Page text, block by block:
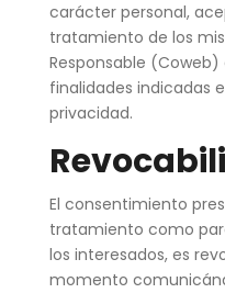
carácter personal,
tratamiento de los
Responsable
finalidades indicadas
privacidad.
El consentimiento
tratamiento como
los interesados, es
momento